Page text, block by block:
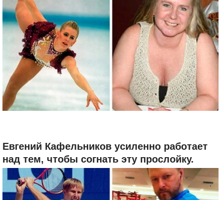
Евгений Кафельников усиленно работает
над тем, чтобы согнать эту прослойку.